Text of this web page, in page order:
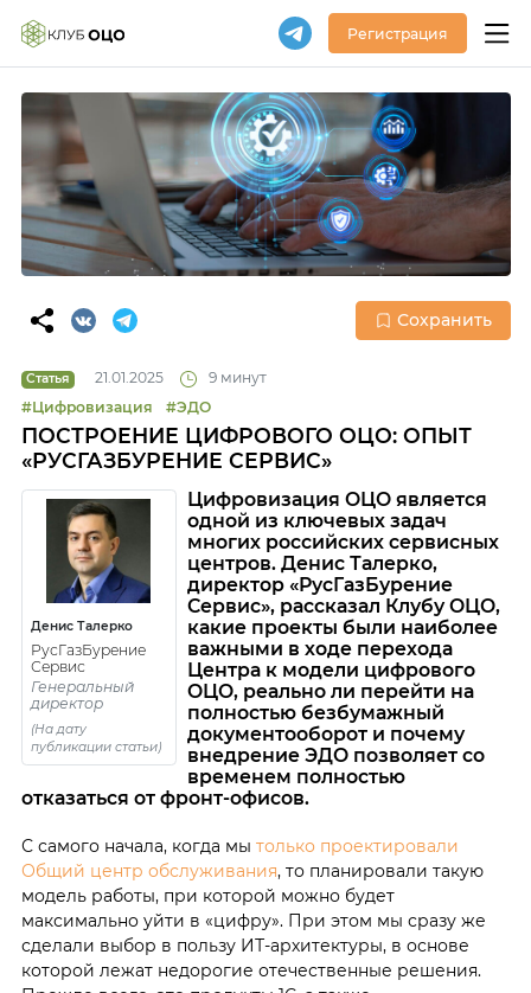
Регистрация
Сохранить
Статья 21.01.2025
9 минут
#Цифровизация
#ЭДО
ПОСТРОЕНИЕ ЦИФРОВОГО ОЦО: ОПЫТ
«РУСГАЗБУРЕНИЕ СЕРВИС»
Денис Талерко
РусГазБурение
Сервис
Генеральный
директор
(На дату
публикации статьи)
Цифровизация ОЦО является
одной из ключевых задач
многих российских сервисных
центров. Денис Талерко,
директор «РусГазБурение
Сервис», рассказал Клубу ОЦО,
какие проекты были наиболее
важными в ходе перехода
Центра к модели цифрового
ОЦО, реально ли перейти на
полностью безбумажный
документооборот и почему
внедрение ЭДО позволяет со
временем полностью
отказаться от фронт-офисов.
С самого начала, когда мы только проектировали
Общий центр обслуживания, то планировали такую
модель работы, при которой можно будет
максимально уйти в «цифру». При этом мы сразу же
сделали выбор в пользу ИТ-архитектуры, в основе
которой лежат недорогие отечественные решения.